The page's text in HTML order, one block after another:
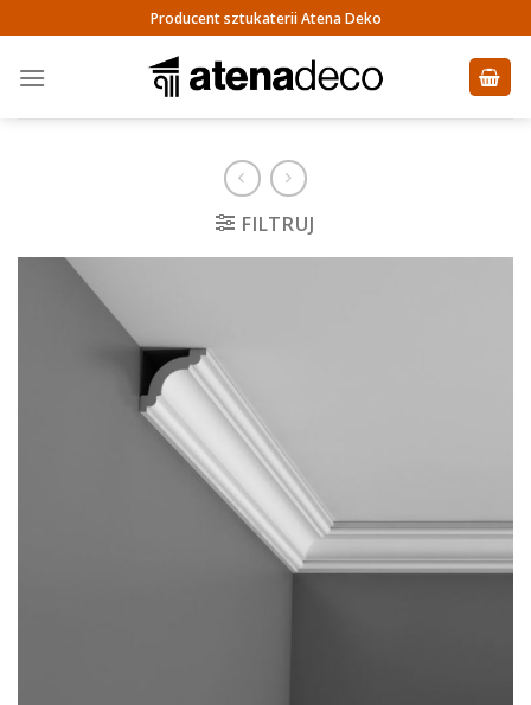
to
content
Producent sztukaterii Atena Deko
FILTRUJ